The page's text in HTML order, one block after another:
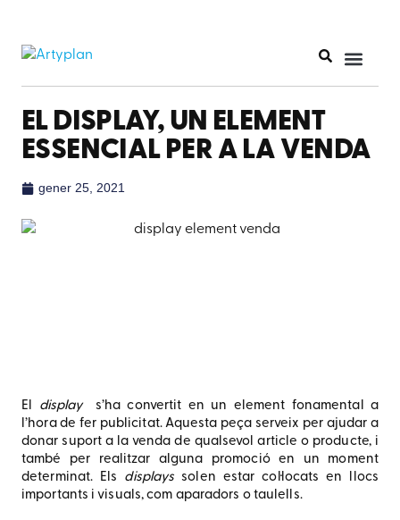
EL DISPLAY, UN ELEMENT
ESSENCIAL PER A LA VENDA
gener 25, 2021
El display s’ha convertit en un element fonamental a
l’hora de fer publicitat. Aquesta peça serveix per ajudar a
donar suport a la venda de qualsevol article o producte, i
també per realitzar alguna promoció en un moment
determinat. Els displays solen estar col·locats en llocs
importants i visuals, com aparadors o taulells.